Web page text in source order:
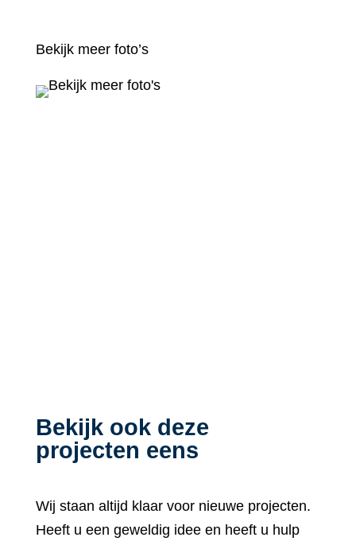
Bekijk meer foto’s
Bekijk ook deze
projecten eens
Wij staan altijd klaar voor nieuwe projecten.
Heeft u een geweldig idee en heeft u hulp